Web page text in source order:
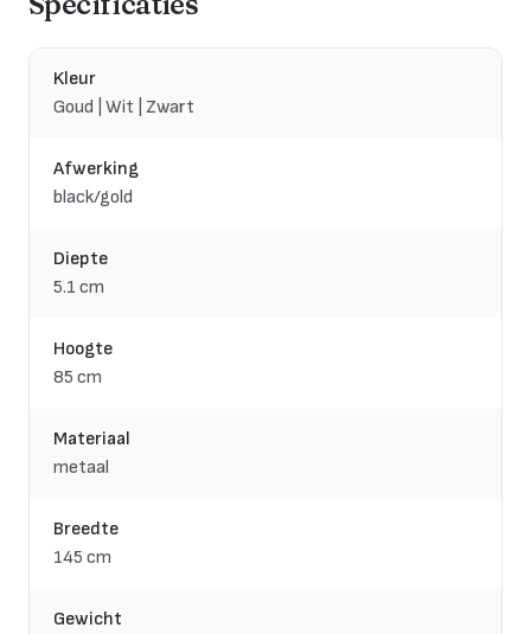
Kleur
Goud | Wit | Zwart
Afwerking
black/gold
Diepte
5.1 cm
Hoogte
85 cm
Materiaal
metaal
Breedte
145 cm
Gewicht